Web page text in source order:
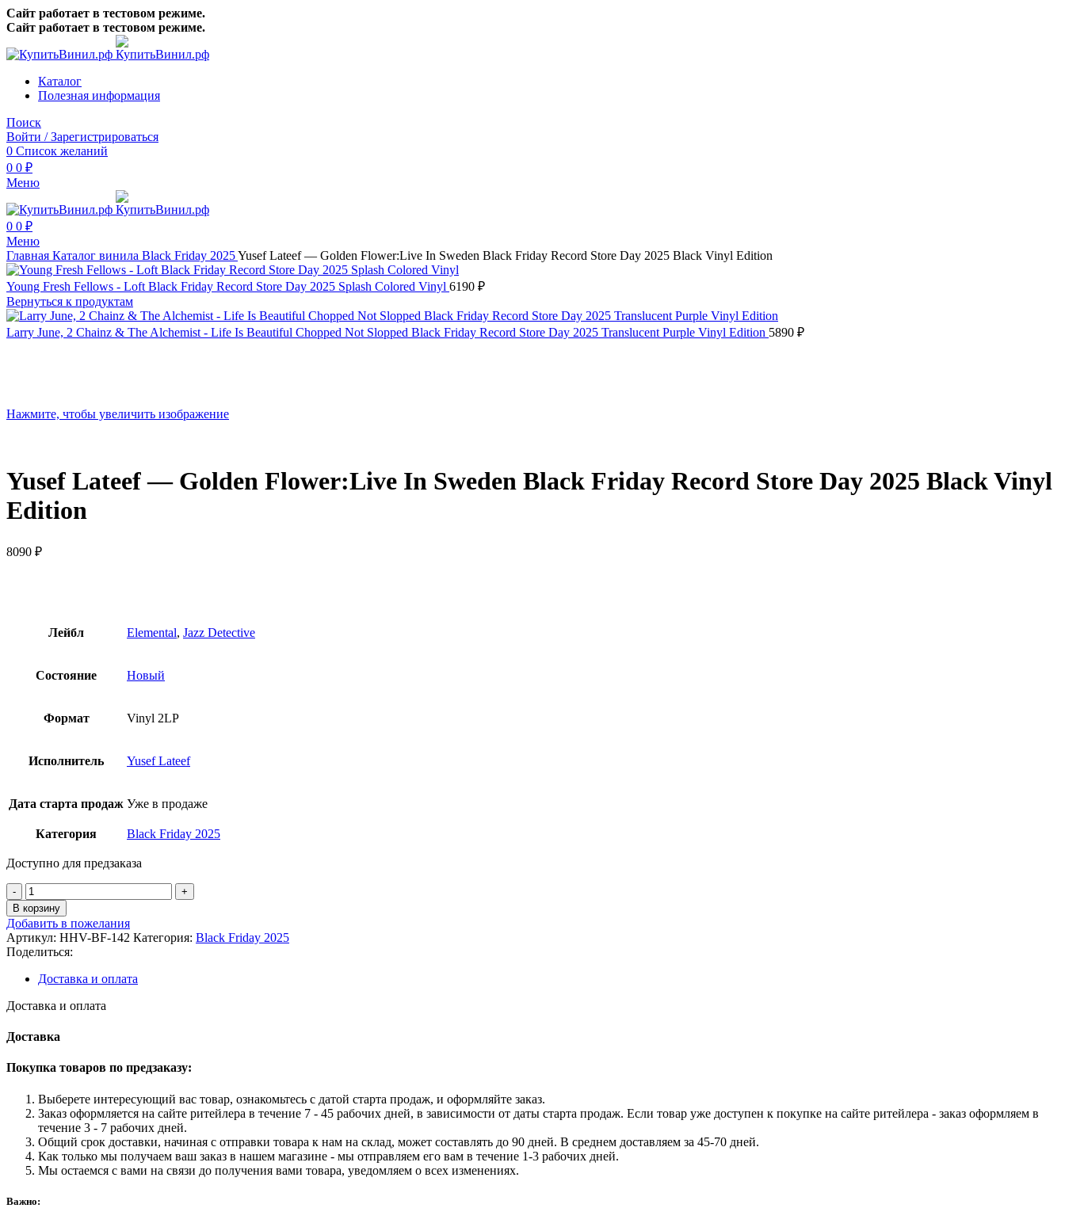
Сайт работает в тестовом режиме.
Сайт работает в тестовом режиме.
Каталог
Полезная информация
Поиск
Войти / Зарегистрироваться
0 Список желаний
0 0 ₽
Меню
0 0 ₽
Меню
Главная Каталог винила Black Friday 2025Yusef Lateef — Golden Flower:Live In Sweden Black Friday Record Store Day 2025 Black Vinyl Edition
Young Fresh Fellows - Loft Black Friday Record Store Day 2025 Splash Colored Vinyl 6190 ₽
Вернуться к продуктам
Larry June, 2 Chainz & The Alchemist - Life Is Beautiful Chopped Not Slopped Black Friday Record Store Day 2025 Translucent Purple Vinyl Edition 5890 ₽
Нажмите, чтобы увеличить изображение
Yusef Lateef — Golden Flower:Live In Sweden Black Friday Record Store Day 2025 Black Vinyl
Edition
8090 ₽
Лейбл Elemental, Jazz Detective
Состояние Новый
Формат Vinyl 2LP
Исполнитель Yusef Lateef
Дата старта продаж Уже в продаже
Категория Black Friday 2025
Доступно для предзаказа
Количество
товара
Yusef
Lateef
-
Golden
Flower:Live
Sweden
Friday
Day
Black
Vinyl
Edition
В корзину
Добавить в пожелания
Артикул: HHV-BF-142 Категория: Black Friday 2025
Поделиться:
Доставка и оплата
Доставка и оплата
Доставка
Покупка товаров по предзаказу:
Выберете интересующий вас товар, ознакомьтесь с датой старта продаж, и оформляйте заказ.
Заказ оформляется на сайте ритейлера в течение 7 - 45 рабочих дней, в зависимости от даты старта продаж. Если товар уже доступен к покупке на сайте ритейлера - заказ оформляем в
течение 3 - 7 рабочих дней.
Общий срок доставки, начиная с отправки товара к нам на склад, может составлять до 90 дней. В среднем доставляем за 45-70 дней.
Как только мы получаем ваш заказ в нашем магазине - мы отправляем его вам в течение 1-3 рабочих дней.
Мы остаемся с вами на связи до получения вами товара, уведомляем о всех изменениях.
Важно: